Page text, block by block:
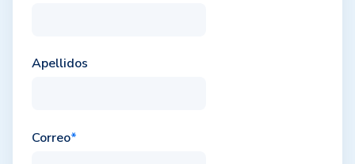
Apellidos
Correo*